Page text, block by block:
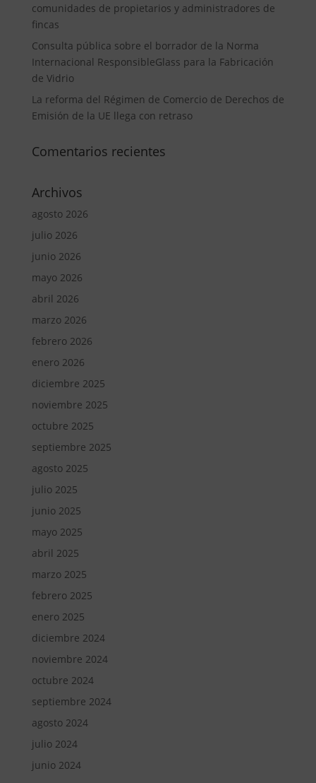
comunidades de propietarios y administradores de
fincas
Consulta pública sobre el borrador de la Norma
Internacional ResponsibleGlass para la Fabricación
de Vidrio
La reforma del Régimen de Comercio de Derechos de
Emisión de la UE llega con retraso
Comentarios recientes
Archivos
agosto 2026
julio 2026
junio 2026
mayo 2026
abril 2026
marzo 2026
febrero 2026
enero 2026
diciembre 2025
noviembre 2025
octubre 2025
septiembre 2025
agosto 2025
julio 2025
junio 2025
mayo 2025
abril 2025
marzo 2025
febrero 2025
enero 2025
diciembre 2024
noviembre 2024
octubre 2024
septiembre 2024
agosto 2024
julio 2024
junio 2024